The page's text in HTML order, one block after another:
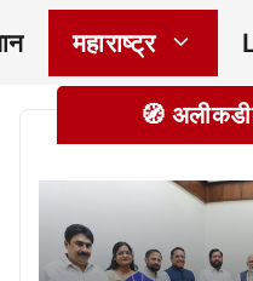
महाराष्ट्र
🧭